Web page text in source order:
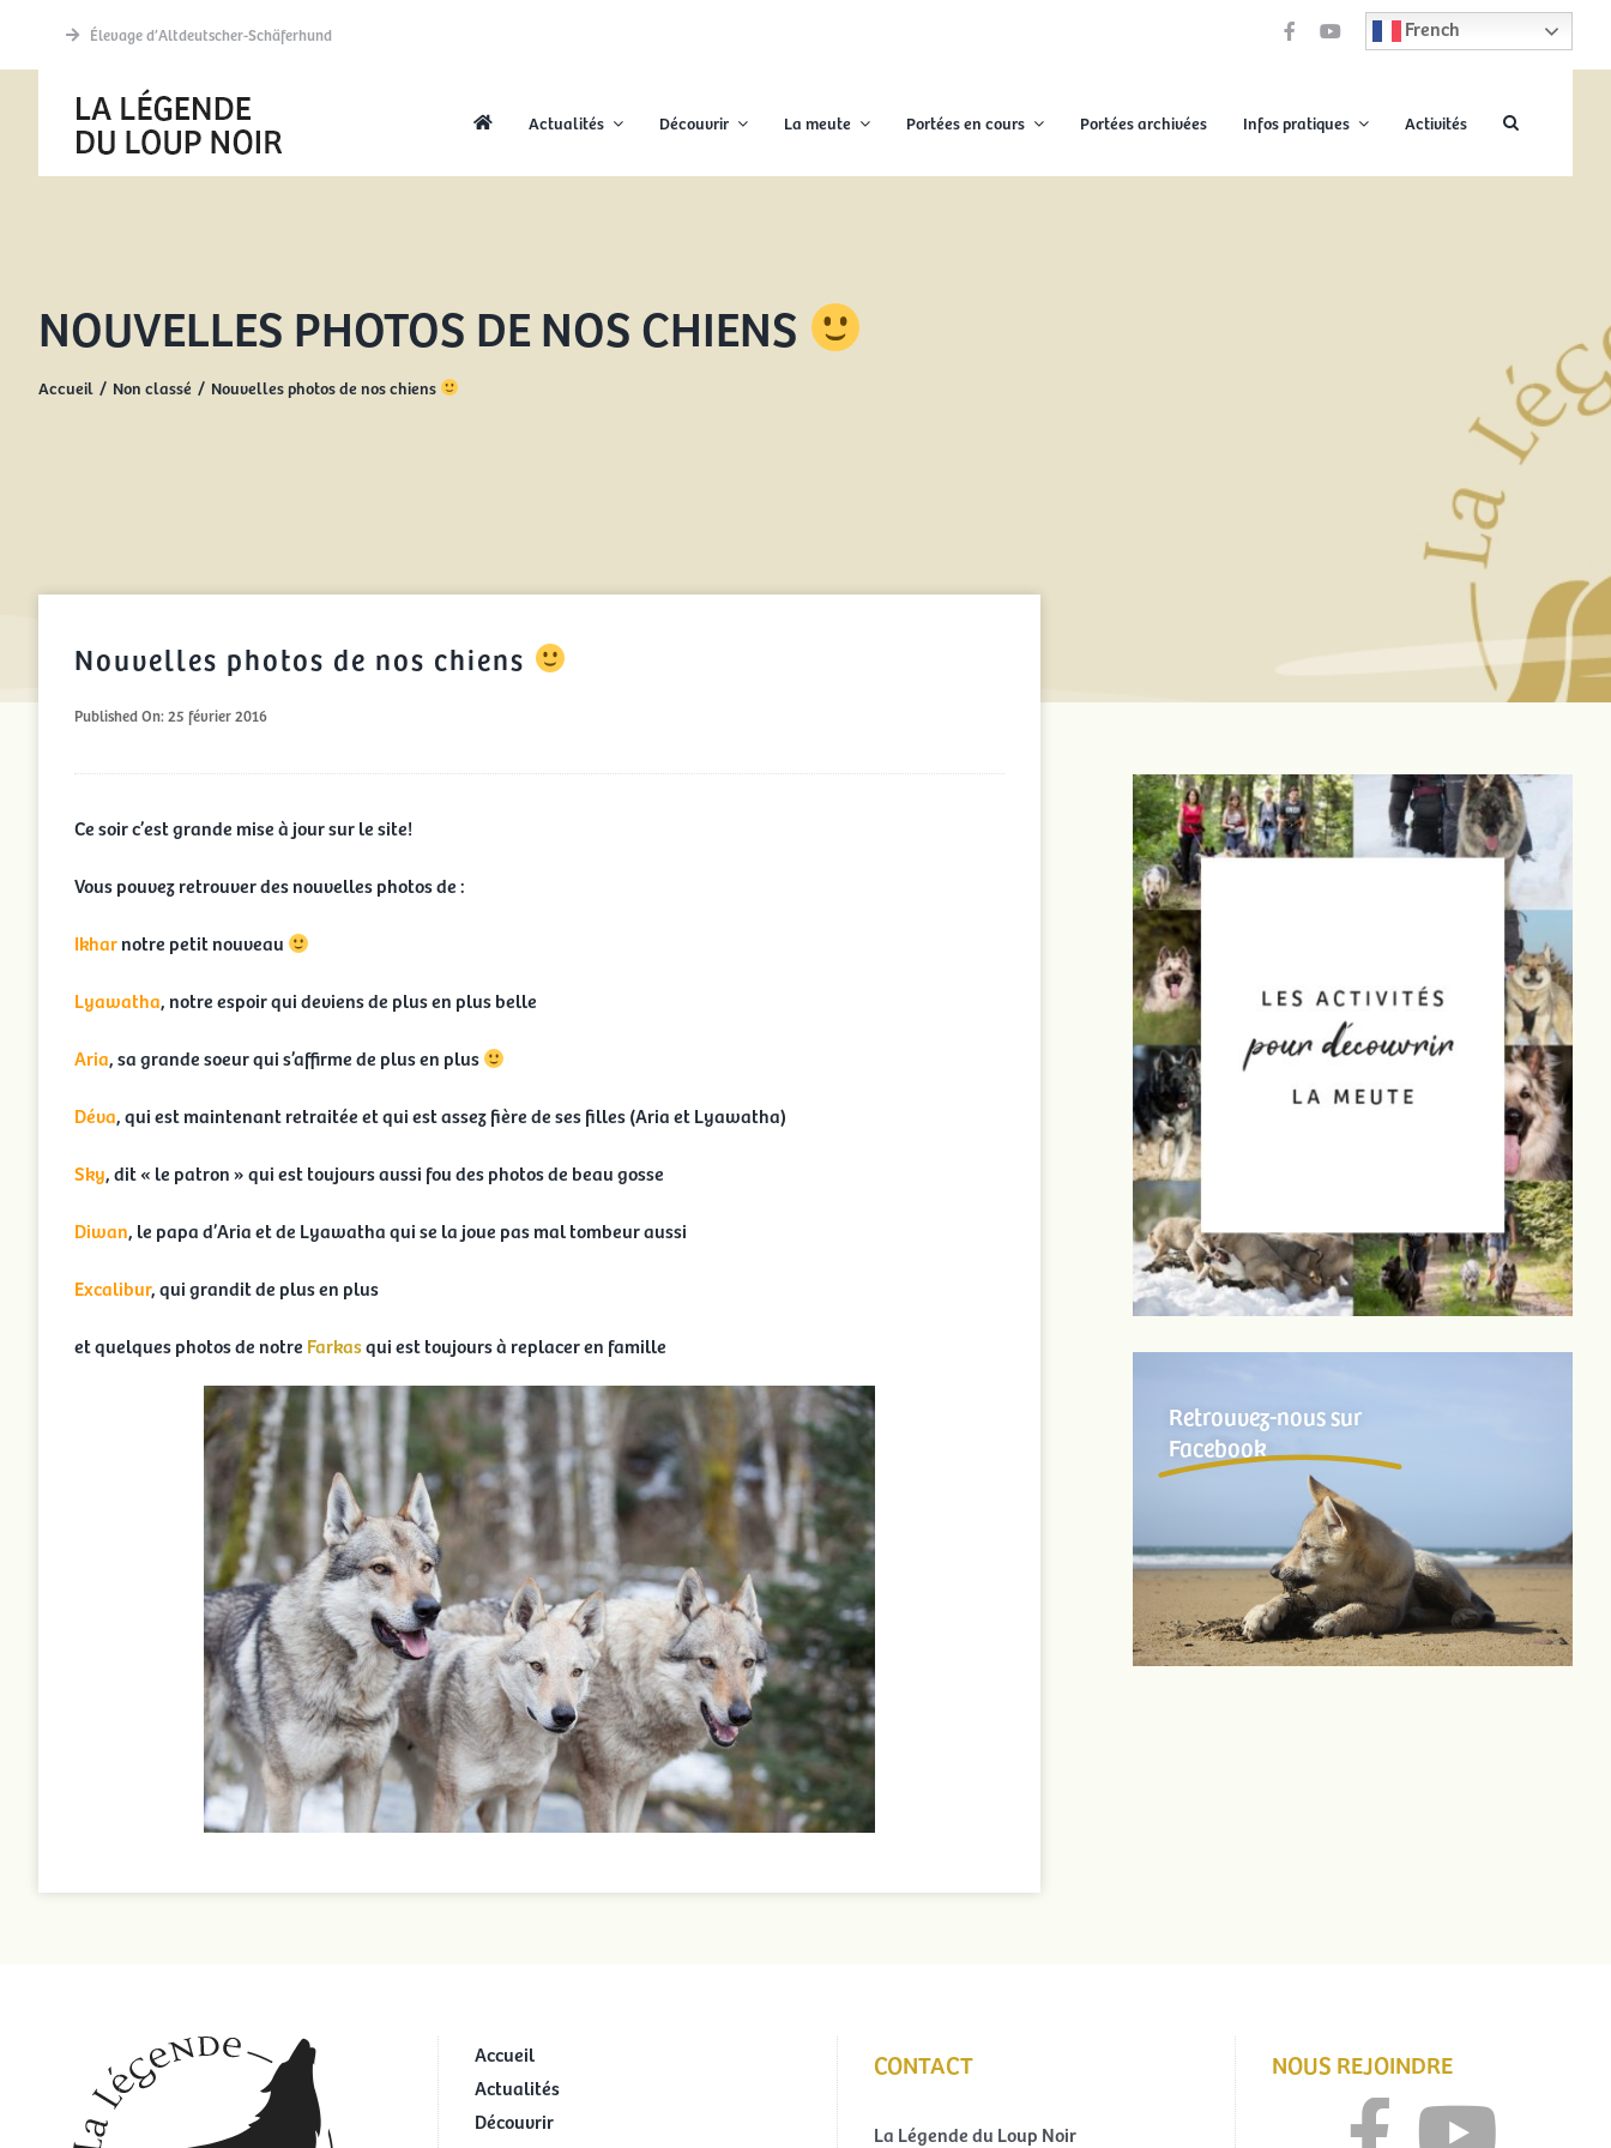
Élevage d’Altdeutscher-Schäferhund French
Actualités Découvrir La meute Portées en cours Portées archivées Infos pratiques Activités
NOUVELLES PHOTOS DE NOS CHIENS
Accueil Non classé Nouvelles photos de nos chiens
Nouvelles photos de nos chiens
Published On: 25 février 2016
Ce soir c’est grande mise à jour sur le site!
Vous pouvez retrouver des nouvelles photos de :
Ikharnotre petit nouveau
Lyawatha, notre espoir qui deviens de plus en plus belle
Aria, sa grande soeur qui s’affirme de plus en plus
Déva, qui est maintenant retraitée et qui est assez fière de ses filles (Aria et Lyawatha)
Sky, dit « le patron » qui est toujours aussi fou des photos de beau gosse
Diwan, le papa d’Aria et de Lyawatha qui se la joue pas mal tombeur aussi
Excalibur, qui grandit de plus en plus
et quelques photos de notre Farkasqui est toujours à replacer en famille
Retrouvez-nous sur
Facebook
Accueil
Actualités
Découvrir
CONTACT
La Légende du Loup Noir
NOUS REJOINDRE